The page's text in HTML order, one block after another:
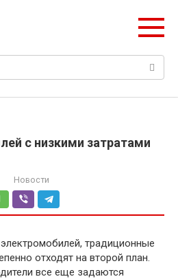
с низкими затратами
Новости
традиционные
отходят на второй план.
все еще задаются